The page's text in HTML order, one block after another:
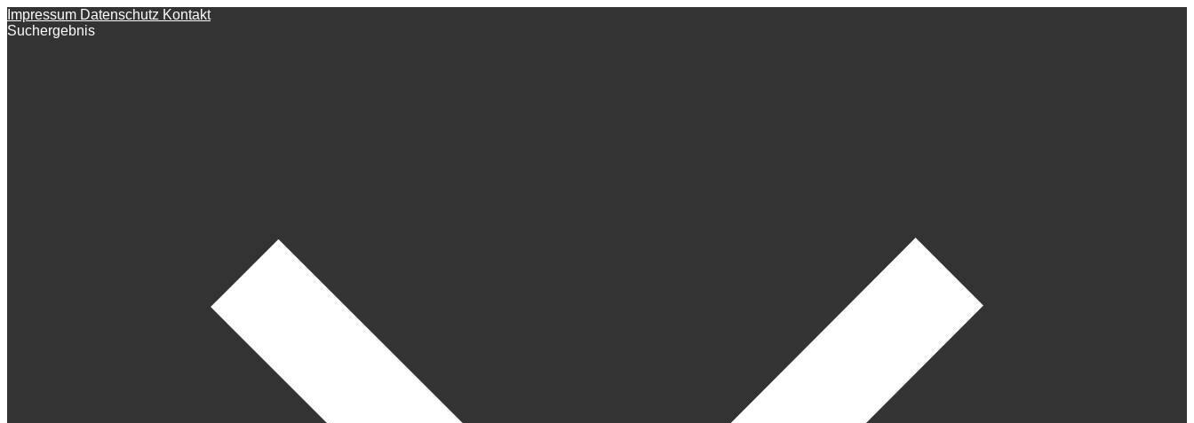
Impressum Datenschutz Kontakt
Suchergebnis